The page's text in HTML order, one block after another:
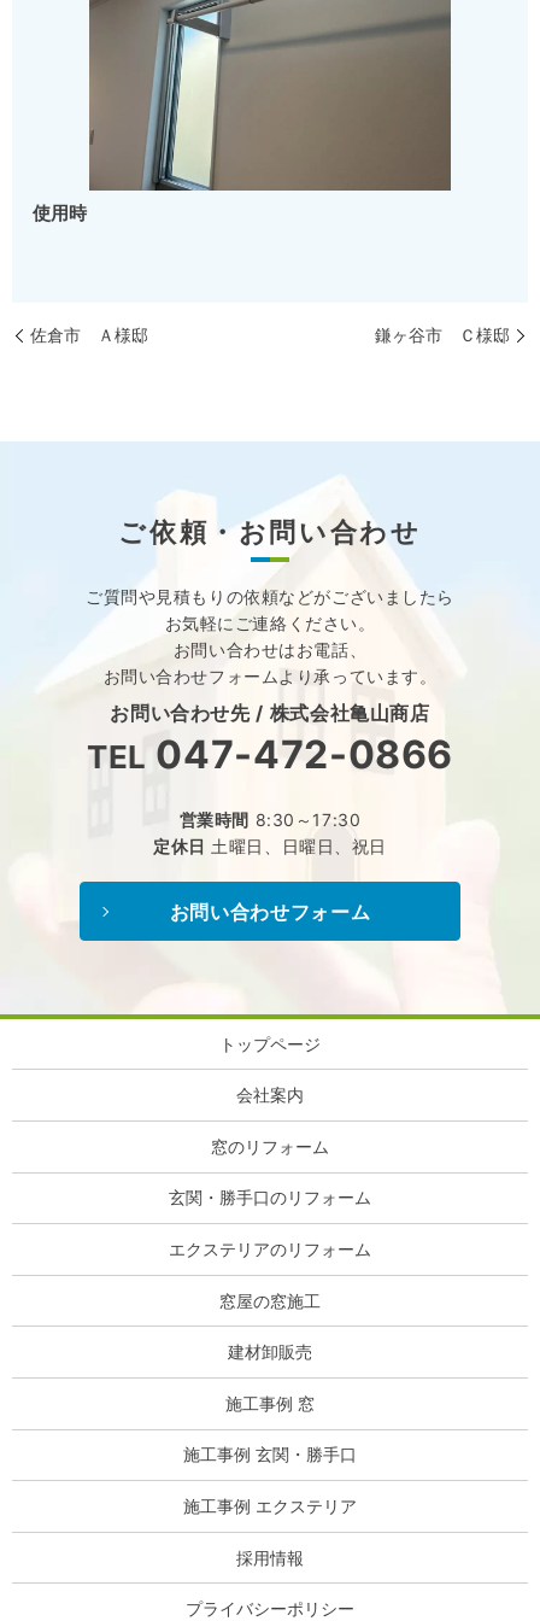
使用時
佐倉市 Ａ様邸 鎌ヶ谷市 Ｃ様邸
ご依頼・お問い合わせ
ご質問や見積もりの依頼などがございましたら
お気軽にご連絡ください。
お問い合わせはお電話、
お問い合わせフォームより承っています。
お問い合わせ先 / 株式会社亀山商店
TEL 047-472-0866
営業時間 8:30～17:30
定休日 土曜日、日曜日、祝日
お問い合わせフォーム
トップページ
会社案内
窓のリフォーム
玄関・勝手口のリフォーム
エクステリアのリフォーム
窓屋の窓施工
建材卸販売
施工事例 窓
施工事例 玄関・勝手口
施工事例 エクステリア
採用情報
プライバシーポリシー